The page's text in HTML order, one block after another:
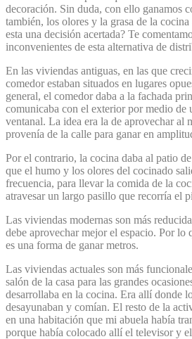
decoración. Sin duda, con ello ganamos
también, los olores y la grasa de la
esta una decisión acertada? Te
inconvenientes de esta alternativa de
En las viviendas antiguas, en las que
comedor estaban situados en lugares
general, el comedor daba a la fachada
comunicaba con el exterior por medio de
ventanal. La idea era la de aprovechar al
provenía de la calle para ganar en
Por el contrario, la cocina daba al patio
que el humo y los olores del cocinado
frecuencia, para llevar la comida de la
atravesar un largo pasillo que recorría el
Las viviendas modernas son más
debe aprovechar mejor el espacio. Por lo
es una forma de ganar metros.
Las viviendas actuales son más
salón de la casa para las grandes
desarrollaba en la cocina. Era allí donde
desayunaban y comían. El resto de la
en una habitación que mi abuela había
porque había colocado allí el televisor y